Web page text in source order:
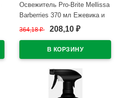
Освежитель Pro-Brite Mellissa
Barberries 370 мл Ежевика и
Розмарин арт.408-037 (ст.6)
364,18₽ 208,10 ₽